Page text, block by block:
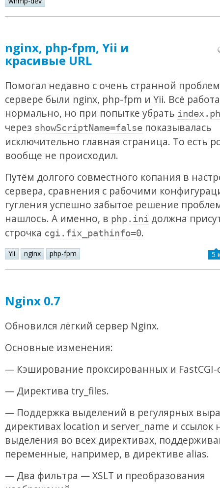
nginx, php-fpm, Yii и
красивые URL
Помогал недавно с очень странной
сервере были nginx, php-fpm и Yii. Всё
нормально, но при попытке убрать
через showScriptName=false показывалась
исключительно главная страница. То есть
вообще не происходил.
Путём долгого совместного копания в
сервера, сравнения с рабочими
гугления успешно забытое решение
нашлось. А именно, в php.ini должна
строчка cgi.fix_pathinfo=0.
Yii nginx php-fpm 5
Nginx 0.7
Обновился лёгкий сервер Nginx.
Основные изменения:
— Кэширование проксированных и FastCGI-
— Директива try_files.
— Поддержка выделений в регулярных
директивах location и server_name и ссылок
выделения во всех директивах,
переменные, например, в директиве alias.
— Два фильтра — XSLT и преобразования